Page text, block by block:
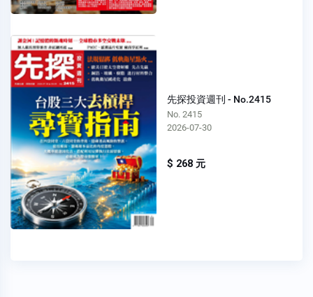
先探投資週刊 - No.2415
No. 2415
2026-07-30
$ 268 元